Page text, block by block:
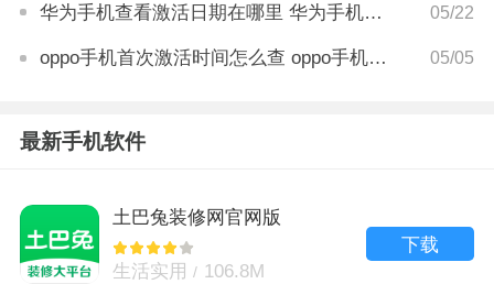
华为手机查看激活日期在哪里 华为手机查看激活日期方法 05/22
oppo手机首次激活时间怎么查 oppo手机首次激活时间查询方法 05/05
最新手机软件
土巴兔装修网官网版
生活实用 106.8M
下载